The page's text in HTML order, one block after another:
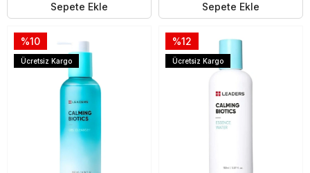
Sepete Ekle
Sepete Ekle
%10
Ücretsiz Kargo
%12
Ücretsiz Kargo